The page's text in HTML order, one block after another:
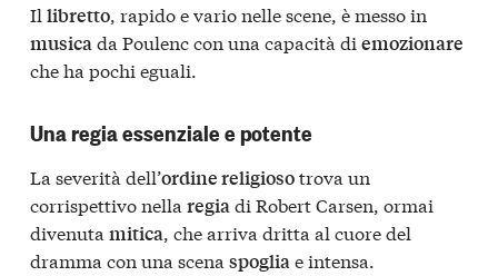
Il libretto, rapido e vario nelle scene, è messo in
musicada Poulenc con una capacità di emozionare
che ha pochi eguali.
Una regia essenziale e potente
La severità dell’ordine religiosotrova un
corrispettivo nella regiadi Robert Carsen, ormai
divenuta mitica, che arriva dritta al cuore del
dramma con una scena spogliae intensa.